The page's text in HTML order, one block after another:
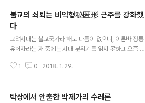
불교의 쇠퇴는 비익형秘匿形 군주를 강화했
다
고려시대는 불교국가라 해도 다름이 없으니, 이른바 정통
유학자라는 자 중에는 시대 분위기를 읽지 못하고 요즘 한
적인 사상을 지닌 이도 없지는 않았지만, 이는 찻잔 속 태풍
성리학으로 무장한 이 천지라, 주희라는 요망한 이는 그 자
1 0 2018. 1. 29.
탁상에서 안출한 박제가의 수레론